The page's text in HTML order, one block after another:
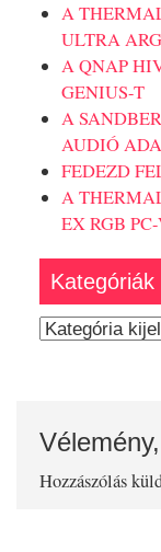
A
ULTRA
A QNAP
GENIUS-T
A
AUDIÓ
FEDEZD
A
EX RGB
Kategóriák
Kategóriák
Hozzászólás